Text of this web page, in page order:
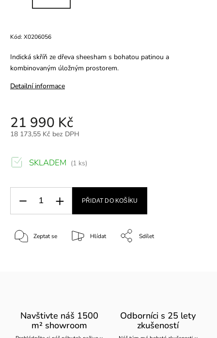
Kód: X0206056
Indická skříň ze dřeva sheesham s bohatou patinou a
kombinovaným úložným prostorem.
Detailní informace
21 990 Kč
18 173,55 Kč bez DPH
SKLADEM (1 ks)
PŘIDAT DO KOŠÍKU
Zeptat se Hlídat Sdílet
Navštivte náš 1500
m² showroom
Odborníci s 25 lety
zkušeností